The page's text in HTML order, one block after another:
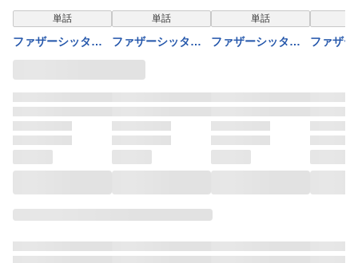
～（23）
単話
ファザーシッター
～問題パパのしつ
（17）
単話
ファザーシッター
～問題パパのしつ
（16）
単話
ファザーシッター
ファザ